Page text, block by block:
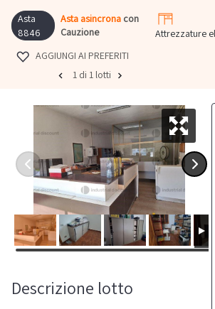
Asta
8846
Asta asincrona con
Cauzione
Attrezzature
AGGIUNGI AI PREFERITI
1 di 1 lotti
Descrizione lotto